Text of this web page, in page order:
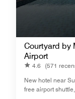
Courtyard by
Airport
4.6 (571
New hotel near
free airport